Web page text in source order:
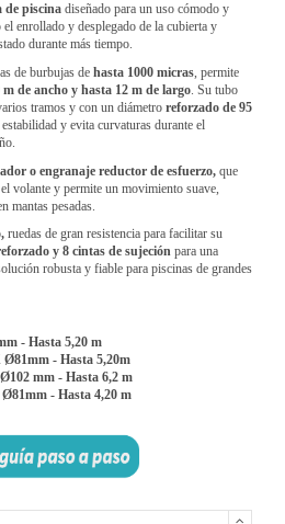
de piscina diseñado para un uso cómodo y
enrollado y desplegado de la cubierta y
durante más tiempo.
de burbujas de hasta 1000 micras, permite
de ancho y hasta 12 m de largo. Su tubo
tramos y con un diámetro reforzado de 95
y evita curvaturas durante el
o engranaje reductor de esfuerzo, que
volante y permite un movimiento suave,
mantas pesadas.
ruedas de gran resistencia para facilitar su
y 8 cintas de sujeción para una
robusta y fiable para piscinas de grandes
- Hasta 5,20 m
- Hasta 5,20m
mm - Hasta 6,2 m
- Hasta 4,20 m